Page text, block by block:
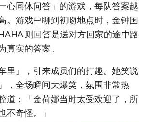
心同体问答」的游戏，每队答案越
。游戏中聊到初吻地点时，金钟国
则回答是送对方回家的途中路
真实的答案。
里」，引来成员们的打趣。她笑说
，全场瞬间大爆笑，氛围非常热
道：「金荷娜当时太受欢迎了，所
不奇怪。」